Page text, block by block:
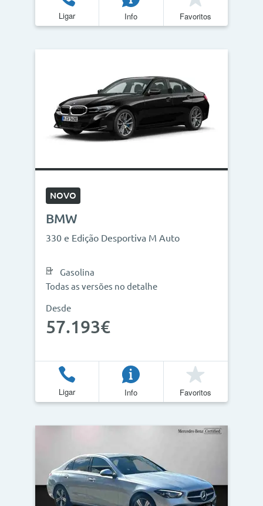
Quilómetros
Campanha
Ligar Info Favoritos
NOVO
BMW
330 e Edição Desportiva M Auto
Gasolina
Todas as versões no detalhe
Desde
57.193€
Ligar Info Favoritos